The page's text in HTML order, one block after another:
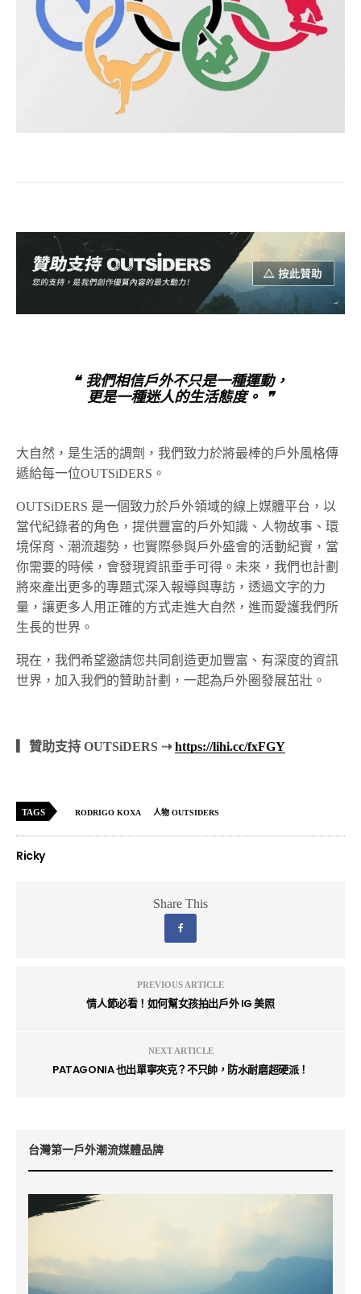
❝ 我們相信戶外不只是一種運動，
更是一種迷人的生活態度。 ❞
大自然，是生活的調劑，我們致力於將最棒的戶外風格傳
遞給每一位OUTSiDERS。
OUTSiDERS 是一個致力於戶外領域的線上媒體平台，以
當代紀錄者的角色，提供豐富的戶外知識、人物故事、環
境保育、潮流趨勢，也實際參與戶外盛會的活動紀實，當
你需要的時候，會發現資訊垂手可得。未來，我們也計劃
將來產出更多的專題式深入報導與專訪，透過文字的力
量，讓更多人用正確的方式走進大自然，進而愛護我們所
生長的世界。
現在，我們希望邀請您共同創造更加豐富、有深度的資訊
世界，加入我們的贊助計劃，一起為戶外圈發展茁壯。
▎贊助支持 OUTSiDERS ⇢https://lihi.cc/fxFGY
TAGS RODRIGO KOXA 人物 OUTSIDERS
Ricky
Share This
PREVIOUS ARTICLE
情人節必看！如何幫女孩拍出戶外 IG 美照
NEXT ARTICLE
PATAGONIA 也出單寧夾克？不只帥，防水耐磨超硬派！
台灣第一戶外潮流媒體品牌